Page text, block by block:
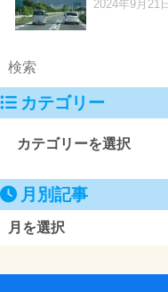
2024年9月21日
カテゴリー
月別記事